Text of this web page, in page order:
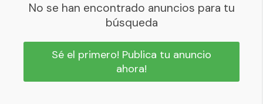
No se han encontrado anuncios para tu
búsqueda
Sé el primero! Publica tu anuncio
ahora!